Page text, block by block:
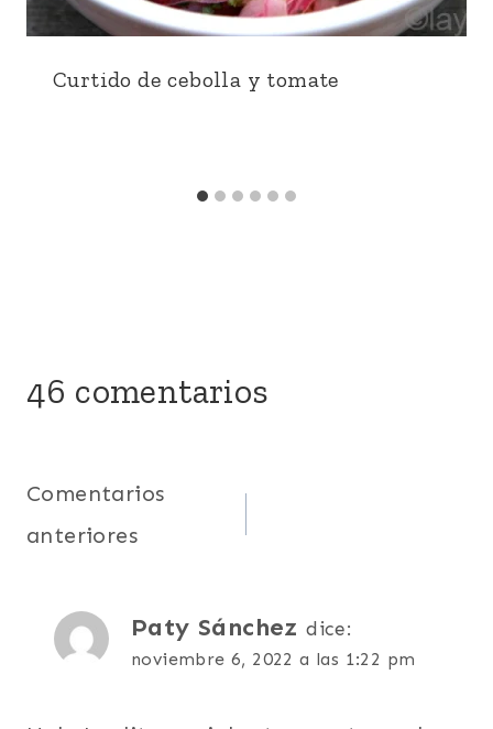
Curtido de cebolla y tomate
46 comentarios
Navegación
de
comentarios
Comentarios
anteriores
Paty Sánchez dice:
noviembre 6, 2022 a las 1:22 pm